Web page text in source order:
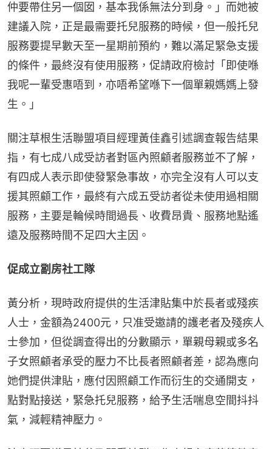
仲要帶住另一個囡，基本我係無法分到身。」而她被
建議入院，正是最需要托兒服務的時候，但一般托兒
服務要提早數天至一星期前預約，難以滿足緊急支援
的條件，最終沒有使用服務，促請政府檢討「即使喺
我呢一輩受惠唔到，亦唔希望喺下一個單親媽媽上發
生。」
關注草根生活聯盟項目經理黃佳鑫引述調查報告結果
指，有七成八成受訪者對區內照顧者服務並不了解，
有四成人表示即使發緊急事故，亦完全沒有人可以支
援其照顧工作，最終有六成五受訪者從未使用過相關
服務，主要是輪候時間過長、收費昂貴、服務地點遙
遠及服務時間不足四大主因。
促成立劏房社工隊
黃分析，現時政府提供的生活津貼集中於長者或殘疾
人士，金額為2400元，只准受邀請的護老者及殘疾人
士參加，但從調查得出的分數顯示，單親母親或多名
子女照顧者承受的壓力不比長者照顧者差，認為應向
她們提供津貼，應付因照顧工作而衍生的交通開支，
點對點接送，緊急托兒服務，給予生活喘息空間抖抖
氣，減輕精神壓力。